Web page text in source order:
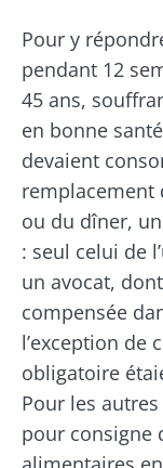
Pour y
pendant 12
45 ans,
en bonne
devaient
remplacement
ou du dîner,
: seul celui de
un avocat,
compensée
l’exception de
obligatoire
Pour les
pour consigne